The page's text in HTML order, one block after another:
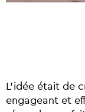
L’idée était de
engageant et